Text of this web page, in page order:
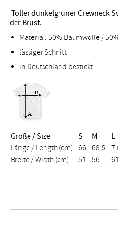
Toller dunkelgrüner Crewneck
der Brust.
Material: 50% Baumwolle /
lässiger Schnitt
in Deutschland bestickt
Größe / Size S M L
Länge / Length (cm)
66 68,5 71
Breite / Width (cm)
51 56 61